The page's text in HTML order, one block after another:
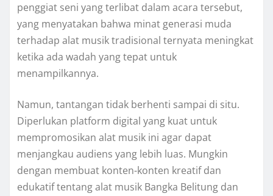
penggiat seni yang terlibat dalam acara tersebut,
yang menyatakan bahwa minat generasi muda
terhadap alat musik tradisional ternyata meningkat
ketika ada wadah yang tepat untuk
menampilkannya.
Namun, tantangan tidak berhenti sampai di situ.
Diperlukan platform digital yang kuat untuk
mempromosikan alat musik ini agar dapat
menjangkau audiens yang lebih luas. Mungkin
dengan membuat konten-konten kreatif dan
edukatif tentang alat musik Bangka Belitung dan